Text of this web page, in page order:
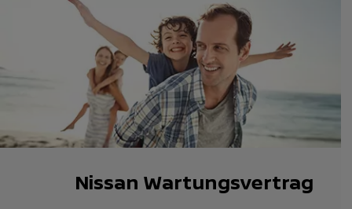
Nissan Wartungsvertrag